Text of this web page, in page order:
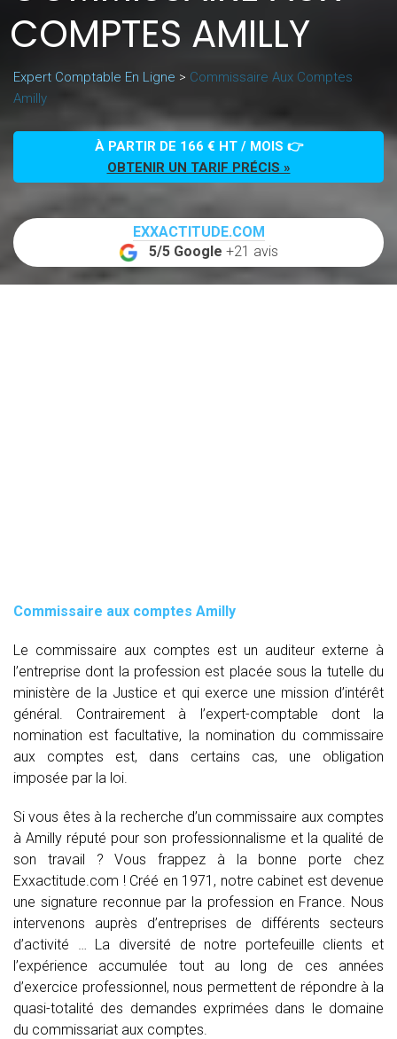
COMPTES AMILLY
Expert Comptable En Ligne > Commissaire Aux Comptes
Amilly
À PARTIR DE 166 € HT / MOIS 👉
OBTENIR UN TARIF PRÉCIS »
EXXACTITUDE.COM
5/5 Google +21 avis
Commissaire aux comptes Amilly
Le commissaire aux comptes est un auditeur externe à
l’entreprise dont la profession est placée sous la tutelle du
ministère de la Justice et qui exerce une mission d’intérêt
général. Contrairement à l’expert-comptable dont la
nomination est facultative, la nomination du commissaire
aux comptes est, dans certains cas, une obligation
imposée par la loi.
Si vous êtes à la recherche d’un commissaire aux comptes
à Amilly réputé pour son professionnalisme et la qualité de
son travail ? Vous frappez à la bonne porte chez
Exxactitude.com ! Créé en 1971, notre cabinet est devenue
une signature reconnue par la profession en France. Nous
intervenons auprès d’entreprises de différents secteurs
d’activité … La diversité de notre portefeuille clients et
l’expérience accumulée tout au long de ces années
d’exercice professionnel, nous permettent de répondre à la
quasi-totalité des demandes exprimées dans le domaine
du commissariat aux comptes.